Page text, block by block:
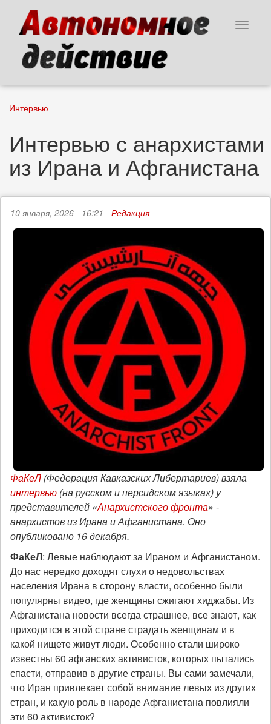
основному
содержанию
Toggle
Интервью
Интервью с анархистами
из Ирана и Афганистана
10 января, 2026 - 16:21 - Редакция
ФаКеЛ (Федерация Кавказских Либертариев) взяла
интервью (на русском и персидском языках) у
представителей «Анархистского фронта» -
анархистов из Ирана и Афганистана. Оно
опубликовано 16 декабря.
ФаКеЛ: Левые наблюдают за Ираном и Афганистаном.
До нас нередко доходят слухи о недовольствах
населения Ирана в сторону власти, особенно были
популярны видео, где женщины сжигают хиджабы. Из
Афганистана новости всегда страшнее, все знают, как
приходится в этой стране страдать женщинам и в
какой нищете живут люди. Особенно стали широко
известны 60 афганских активисток, которых пытались
спасти, отправив в другие страны. Вы сами замечали,
что Иран привлекает собой внимание левых из других
стран, и какую роль в народе Афганистана повлияли
эти 60 активисток?